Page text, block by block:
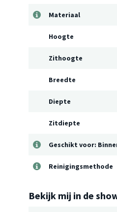
Materiaal
Hoogte
Zithoogte
Breedte
Diepte
Zitdiepte
Geschikt voor:
Reinigingsmethode
Bekijk mij in de